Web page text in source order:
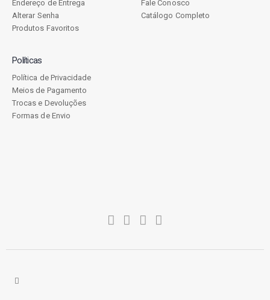
Endereço de Entrega
Alterar Senha
Produtos Favoritos
Fale Conosco
Catálogo Completo
Políticas
Política de Privacidade
Meios de Pagamento
Trocas e Devoluções
Formas de Envio